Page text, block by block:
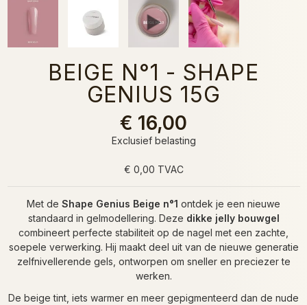
BEIGE N°1 - SHAPE
GENIUS 15G
€ 16,00
Exclusief belasting
€ 0,00 TVAC
Met de Shape Genius Beige n°1 ontdek je een nieuwe
standaard in gelmodellering. Deze dikke jelly bouwgel
combineert perfecte stabiliteit op de nagel met een zachte,
soepele verwerking. Hij maakt deel uit van de nieuwe generatie
zelfnivellerende gels, ontworpen om sneller en preciezer te
werken.
De beige tint, iets warmer en meer gepigmenteerd dan de nude